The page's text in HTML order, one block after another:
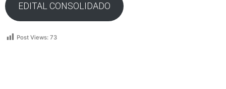
EDITAL CONSOLIDADO
Post Views: 73